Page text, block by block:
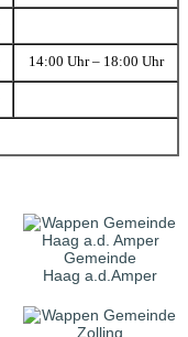
14:00 Uhr – 18:00 Uhr
Gemeinde
Haag a.d.Amper